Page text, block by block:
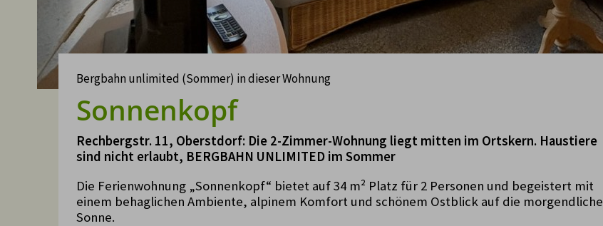
Bergbahn unlimited (Sommer) in dieser Wohnung
Sonnenkopf
Rechbergstr. 11, Oberstdorf: Die 2-Zimmer-Wohnung liegt mitten im Ortskern. Haustiere
sind nicht erlaubt, BERGBAHN UNLIMITED im Sommer
Die Ferienwohnung „Sonnenkopf“ bietet auf 34 m² Platz für 2 Personen und begeistert mit
einem behaglichen Ambiente, alpinem Komfort und schönem Ostblick auf die morgendliche
Sonne.